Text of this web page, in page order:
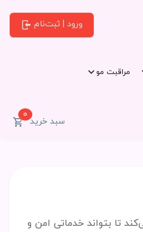
ورود | ثبت‌نام
مراقبت مو
سبد خرید0
کند تا بتواند خدماتی امن و